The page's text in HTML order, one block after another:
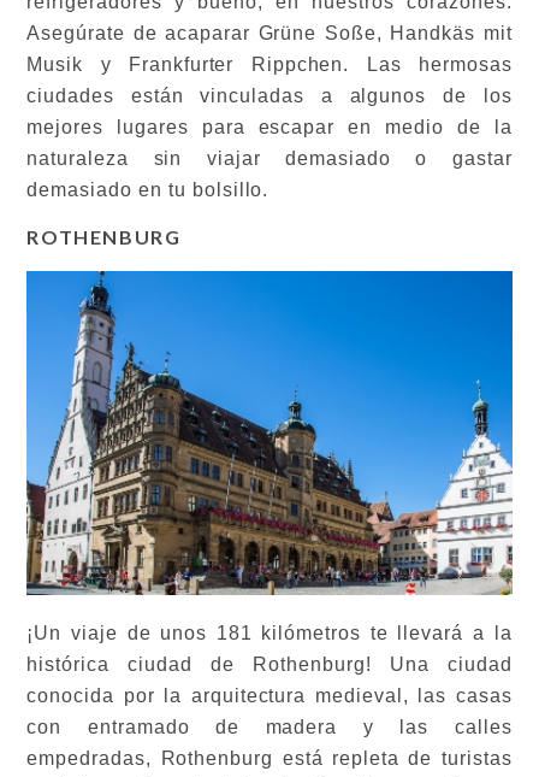
Asegúrate de acaparar Grüne Soße, Handkäs mit
Musik y Frankfurter Rippchen. Las hermosas
ciudades están vinculadas a algunos de los
mejores lugares para escapar en medio de la
naturaleza sin viajar demasiado o gastar
demasiado en tu bolsillo.
ROTHENBURG
¡Un viaje de unos 181 kilómetros te llevará a la
histórica ciudad de Rothenburg! Una ciudad
conocida por la arquitectura medieval, las casas
con entramado de madera y las calles
empedradas, Rothenburg está repleta de turistas